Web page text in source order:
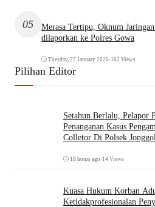
05
Merasa Tertipu, Oknum
dilaporkan ke Polres Gowa
Tuesday, 27 January 2026•162 Views
Pilihan Editor
Setahun Berlalu, Pelapor
Penanganan Kasus
Colletor Di Polsek
18 hours ago •14 Views
Kuasa Hukum Korban
Ketidakprofesionalan